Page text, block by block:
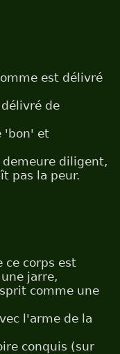
est délivré
de
'bon' et
diligent,
pas la peur.
ce corps est
jarre,
comme une
l'arme de la
conquis (sur